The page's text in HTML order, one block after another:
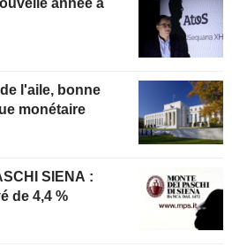
l'aile, bonne
monétaire
SIENA :
de 4,4 %